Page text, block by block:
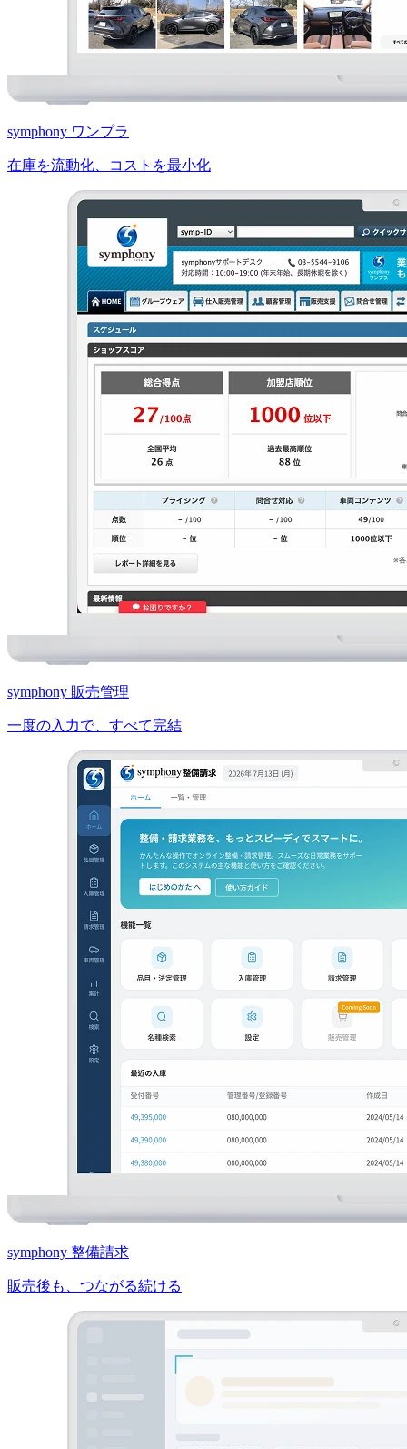
symphony ワンプラ
在庫を流動化、コストを最小化
symphony 販売管理
一度の入力で、すべて完結
symphony 整備請求
販売後も、つながる続ける